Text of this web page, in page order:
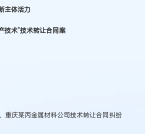
主体活力
术”技术转让合同案
重庆某丙金属材料公司技术转让合同纠纷